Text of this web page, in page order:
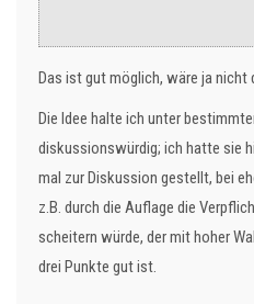
Das ist gut möglich, wäre ja nicht
Die Idee halte ich unter
diskussionswürdig; ich hatte sie
mal zur Diskussion gestellt, bei
z.B. durch die Auflage die
scheitern würde, der mit hoher
drei Punkte gut ist.